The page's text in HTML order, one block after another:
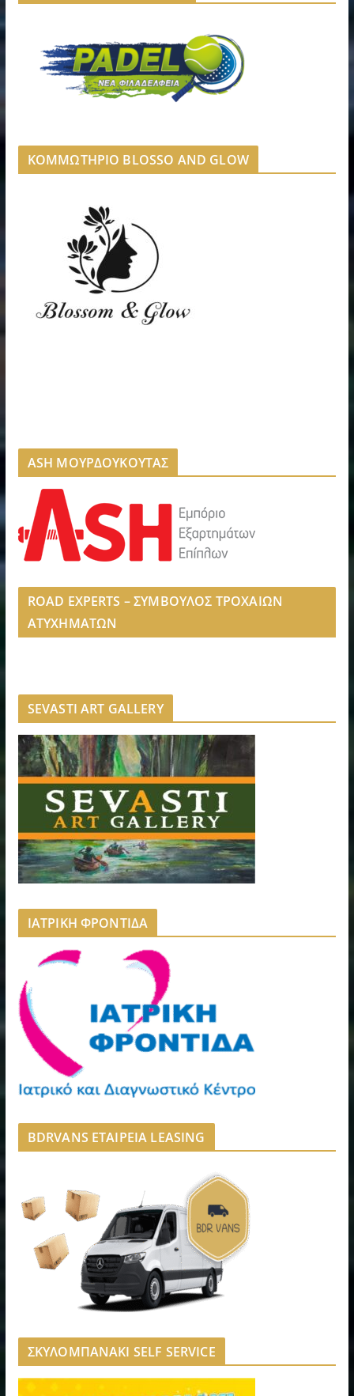
ΚΟΜΜΩΤΗΡΙΟ BLOSSO AND GLOW
ASH ΜΟΥΡΔΟΥΚΟΥΤΑΣ
ROAD EXPERTS – ΣΥΜΒΟΥΛΟΣ ΤΡΟΧΑΙΩΝ
ΑΤΥΧΗΜΑΤΩΝ
SEVASTI ART GALLERY
ΙΑΤΡΙΚΗ ΦΡΟΝΤΙΔΑ
BDRVANS ΕΤΑΙΡΕΙΑ LEASING
ΣΚΥΛΟΜΠΑΝΑΚΙ SELF SERVICE